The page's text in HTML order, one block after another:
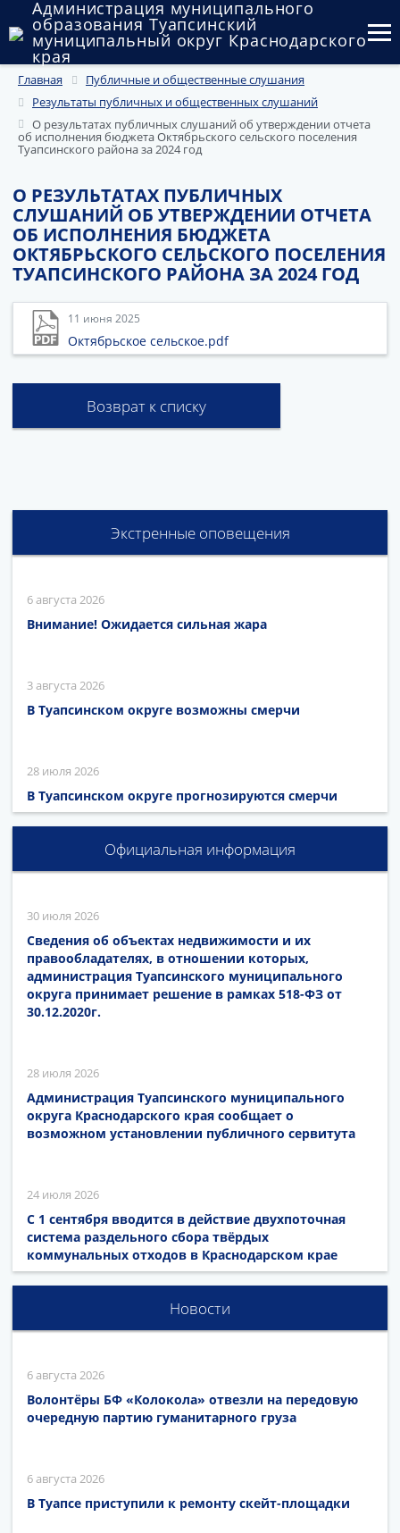
Администрация муниципального
образования Туапсинский
муниципальный округ Краснодарского
края
Округ
Администрация
Муниципальные закупки
Государственный и муниципальный контроль
Муниципальное имущество
Публичные слушания и общественные обсуждения
Документы
Главная
Публичные и общественные слушания
Результаты публичных и общественных слушаний
О результатах публичных слушаний об утверждении отчета
об исполнения бюджета Октябрьского сельского поселения
Туапсинского района за 2024 год
О РЕЗУЛЬТАТАХ ПУБЛИЧНЫХ
СЛУШАНИЙ ОБ УТВЕРЖДЕНИИ ОТЧЕТА
ОБ ИСПОЛНЕНИЯ БЮДЖЕТА
ОКТЯБРЬСКОГО СЕЛЬСКОГО ПОСЕЛЕНИЯ
ТУАПСИНСКОГО РАЙОНА ЗА 2024 ГОД
11 июня 2025
Октябрьское сельское.pdf
Возврат к списку
Экстренные оповещения
6 августа 2026
Внимание! Ожидается сильная жара
3 августа 2026
В Туапсинском округе возможны смерчи
28 июля 2026
В Туапсинском округе прогнозируются смерчи
Официальная информация
30 июля 2026
Сведения об объектах недвижимости и их
правообладателях, в отношении которых,
администрация Туапсинского муниципального
округа принимает решение в рамках 518-ФЗ от
30.12.2020г.
28 июля 2026
Администрация Туапсинского муниципального
округа Краснодарского края сообщает о
возможном установлении публичного сервитута
24 июля 2026
С 1 сентября вводится в действие двухпоточная
система раздельного сбора твёрдых
коммунальных отходов в Краснодарском крае
Новости
6 августа 2026
Волонтёры БФ «Колокола» отвезли на передовую
очередную партию гуманитарного груза
6 августа 2026
В Туапсе приступили к ремонту скейт-площадки